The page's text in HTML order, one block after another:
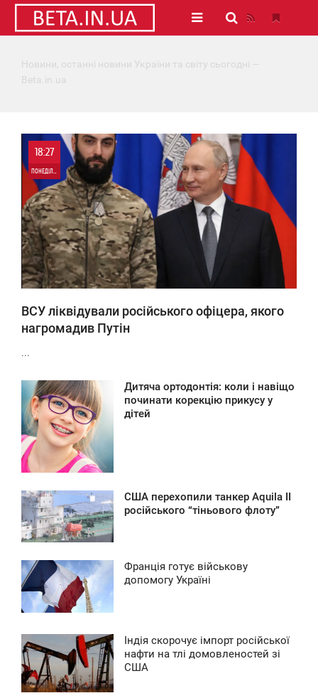
Новини, останні новини України та світу сьогодні —
Beta.in.ua
18:27
ПОНЕДІЛОК
0
0
ВСУ ліквідували російського офіцера, якого
нагромадив Путін
...
Дитяча ортодонтія: коли і навіщо
починати корекцію прикусу у
дітей
США перехопили танкер Aquila II
російського “тіньового флоту”
Франція готує військову
допомогу Україні
Індія скорочує імпорт російської
нафти на тлі домовленостей зі
США